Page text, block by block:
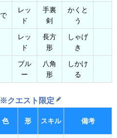
レッ
ド
手裏
剣
かくと
う
レッ
ド
長方
形
しゃげ
き
ブル
ー
八角
形
しかけ
る
クエスト限定
色 形 スキル 備考